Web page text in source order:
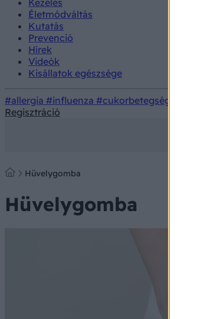
Kezelés
Életmódváltás
Kutatás
Prevenció
Hírek
Videók
Kisállatok egészsége
#allergia #influenza #cukorbetegség
Regisztráció
Hüvelygomba
Hüvelygomba